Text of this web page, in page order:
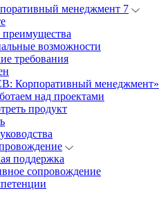
менеджмент 7
возможности
требования
Корпоративный менеджмент»
над проектами
продукт
поддержка
сопровождение